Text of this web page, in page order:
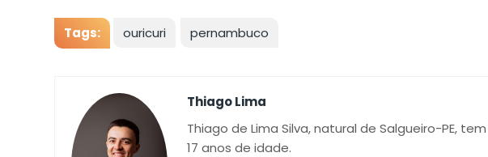
Tags: ouricuri pernambuco
Thiago Lima
Thiago de Lima Silva, natural de Salgueiro-PE,
17 anos de idade.